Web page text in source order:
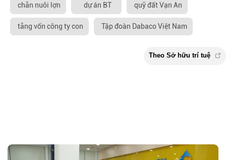
chăn nuôi lợn dự án BT quỹ đất Vạn An
tăng vốn công ty con Tập đoàn Dabaco Việt Nam